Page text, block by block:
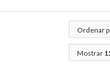
Ordenar
predefinida
Mostrar